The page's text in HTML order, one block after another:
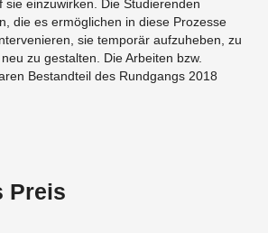
sie einzuwirken. Die Studierenden
die es ermöglichen in diese Prozesse
sie temporär aufzuheben, zu
zu gestalten. Die Arbeiten bzw.
Bestandteil des Rundgangs 2018
Preis